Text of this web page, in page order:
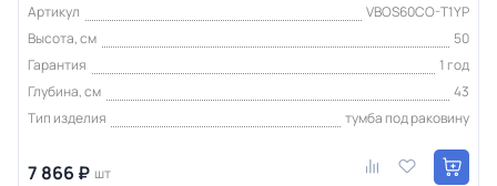
Артикул
VBOS60CO-T1YP
Высота, см
50
Гарантия
1 год
Глубина, см
43
Тип изделия
тумба под раковину
7 866 ₽ шт